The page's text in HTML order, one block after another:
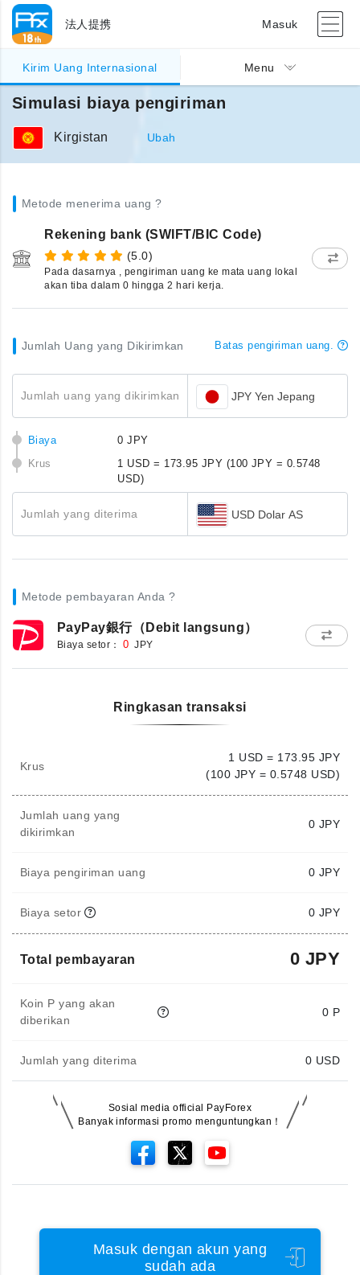
法人提携 Masuk
Kirim Uang Internasional Menu
Simulasi biaya pengiriman
Kirgistan Ubah
Metode menerima uang ?
Rekening bank (SWIFT/BIC Code)
(5.0)
Pada dasarnya , pengiriman uang ke mata uang lokal
akan tiba dalam 0 hingga 2 hari kerja.
Jumlah Uang yang Dikirimkan Batas pengiriman uang.
Jumlah uang yang dikirimkan JPY Yen Jepang
Biaya
0 JPY
Krus
1 USD = 173.95 JPY (100 JPY = 0.5748
USD)
Jumlah yang diterima USD Dolar AS
Metode pembayaran Anda ?
PayPay銀行（Debit langsung）
Biaya setor： 0 JPY
Ringkasan transaksi
Krus
1 USD = 173.95 JPY
(100 JPY = 0.5748 USD)
Jumlah uang yang
dikirimkan
0 JPY
Biaya pengiriman uang 0 JPY
Biaya setor 0 JPY
Total pembayaran 0 JPY
Koin P yang akan
diberikan
0 P
Jumlah yang diterima 0 USD
Sosial media official PayForex
Banyak informasi promo menguntungkan！
Masuk dengan akun yang
sudah ada